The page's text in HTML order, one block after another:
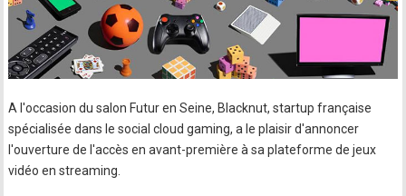
A l'occasion du salon Futur en Seine, Blacknut, startup française
spécialisée dans le social cloud gaming, a le plaisir d'annoncer
l'ouverture de l'accès en avant-première à sa plateforme de jeux
vidéo en streaming.